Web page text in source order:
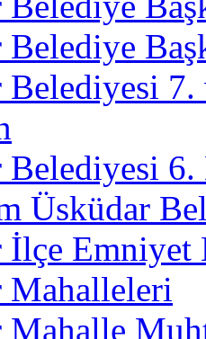
Belediyesi
6.
Üsküdar
İlçe
Mahalleleri
Mahalle